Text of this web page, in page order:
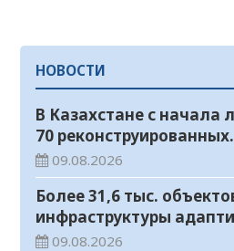
НОВОСТИ
В Казахстане с начала
70 реконструированных
железнодорожных
09.08.2026
Более 31,6 тыс.
инфраструктуры
с инвалидностью
09.08.2026